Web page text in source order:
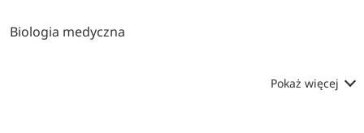
Biologia medyczna
Pokaż więcej